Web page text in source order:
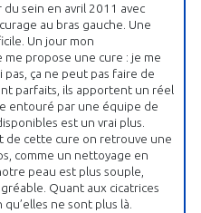
du sein en avril 2011 avec
au bras gauche. Une
Un jour mon
propose une cure : je me
ça ne peut pas faire de
parfaits, ils apportent un réel
entouré par une équipe de
est un vrai plus.
de cette cure on retrouve une
comme un nettoyage en
peau est plus souple,
Quant aux cicatrices
qu’elles ne sont plus là.